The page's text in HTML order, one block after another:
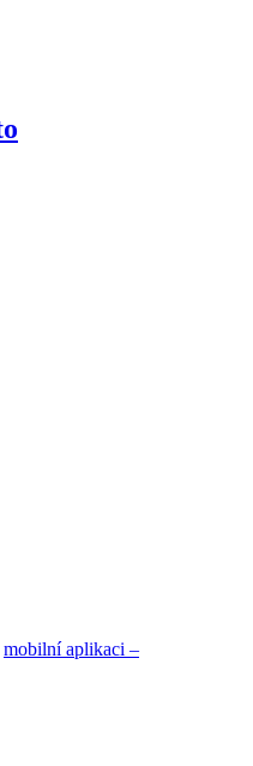
mobilní aplikaci –